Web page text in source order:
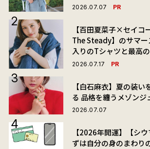
2026.07.07 PR
【百田夏菜子×セイコ
The Steady】のサマ
入りのTシャツと最高の
2026.07.17 PR
【白石麻衣】夏の装い
る 品格を纏うメゾンジ
2026.07.07
【2026年開運】【シ
ずは自分の身のまわり